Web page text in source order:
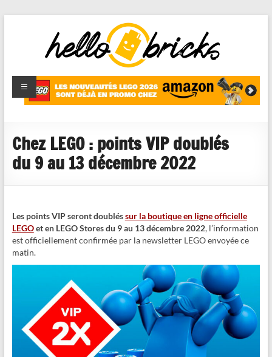
HelloBricks
Blog LEGO,
nouveaut�s
reviews
Chez LEGO : points VIP doublés
du 9 au 13 décembre 2022
Les points VIP seront doubléssur la boutique en ligne officielle
LEGOet en LEGO Stores du 9 au 13 décembre 2022, l’information
est officiellement confirmée par la newsletter LEGO envoyée ce
matin.